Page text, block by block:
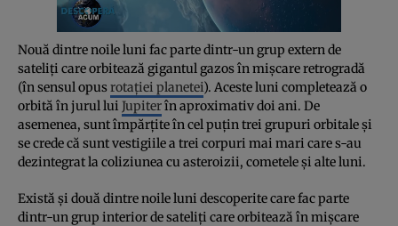
Nouă dintre noile luni fac parte dintr-un grup extern de
sateliţi care orbitează gigantul gazos în mişcare retrogradă
(în sensul opusrotaţiei planetei). Aceste luni completează o
orbită în jurul lui Jupiterîn aproximativ doi ani. De
asemenea, sunt împărţite în cel puţin trei grupuri orbitale şi
se crede că sunt vestigiile a trei corpuri mai mari care s-au
dezintegrat la coliziunea cu asteroizii, cometele şi alte luni.
Există şi două dintre noile luni descoperite care fac parte
dintr-un grup interior de sateliţi care orbitează în mişcare